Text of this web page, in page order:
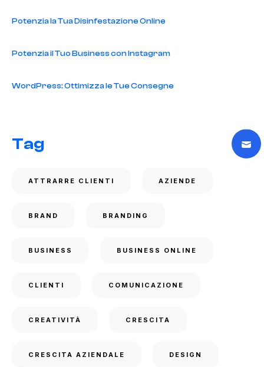
Potenzia la Tua Disinfestazione Online
Potenzia il Tuo Business con Instagram
WordPress: Ottimizza le Tue Consegne
Tag
ATTRARRE CLIENTI AZIENDE
BRAND BRANDING
BUSINESS BUSINESS ONLINE
CLIENTI COMUNICAZIONE
CREATIVITÀ CRESCITA
CRESCITA AZIENDALE DESIGN